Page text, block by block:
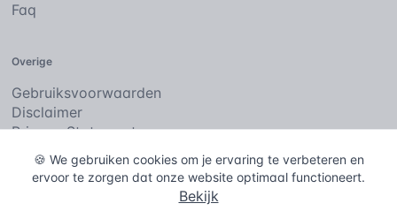
Faq
Overige
Gebruiksvoorwaarden
Disclaimer
Privacy Statement
Cookies
🍪 We gebruiken cookies om je ervaring te verbeteren en
ervoor te zorgen dat onze website optimaal functioneert.
Bekijk